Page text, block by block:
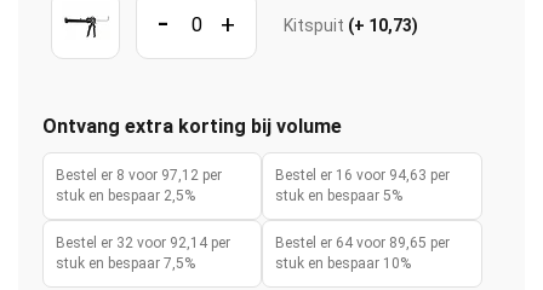
- + Kitspuit (+ 10,73)
Ontvang extra korting bij volume
Bestel er 8 voor 97,12 per
stuk en bespaar 2,5%
Bestel er 16 voor 94,63 per
stuk en bespaar 5%
Bestel er 32 voor 92,14 per
stuk en bespaar 7,5%
Bestel er 64 voor 89,65 per
stuk en bespaar 10%